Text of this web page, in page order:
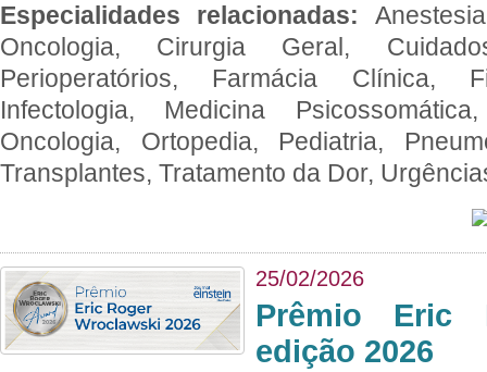
Especialidades relacionadas:
Oncologia, Cirurgia Geral,
Perioperatórios, Farmácia Clínica,
Infectologia, Medicina
Oncologia, Ortopedia, Pediatria,
Transplantes, Tratamento da Dor,
25/02/2026
Prêmio Eric
edição 2026